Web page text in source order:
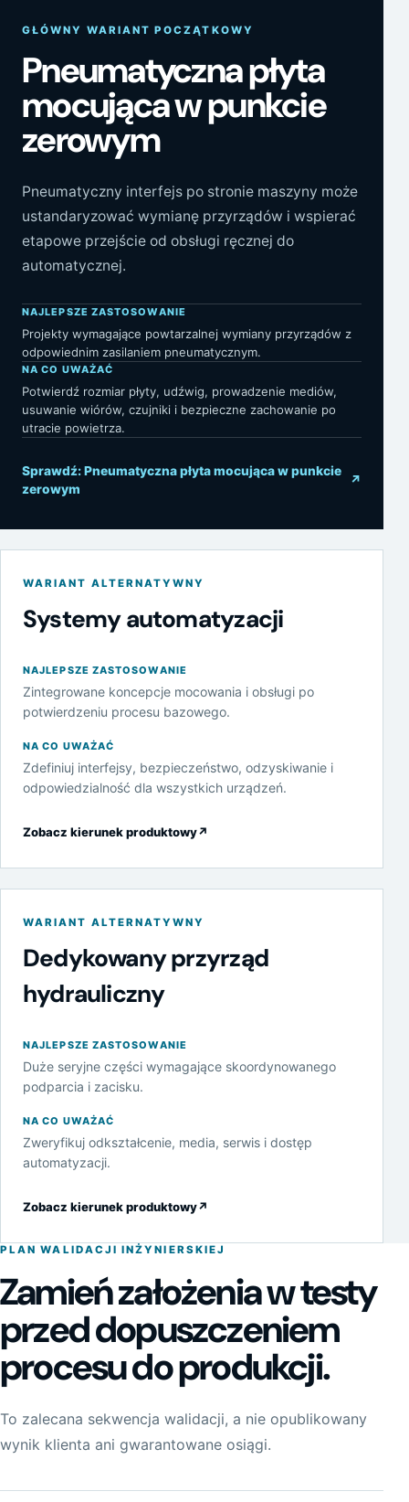
GŁÓWNY WARIANT POCZĄTKOWY
Pneumatyczna płyta
mocująca w punkcie
zerowym
Pneumatyczny interfejs po stronie maszyny może
ustandaryzować wymianę przyrządów i wspierać
etapowe przejście od obsługi ręcznej do
automatycznej.
NAJLEPSZE ZASTOSOWANIE
Projekty wymagające powtarzalnej wymiany przyrządów z
odpowiednim zasilaniem pneumatycznym.
NA CO UWAŻAĆ
Potwierdź rozmiar płyty, udźwig, prowadzenie mediów,
usuwanie wiórów, czujniki i bezpieczne zachowanie po
utracie powietrza.
Sprawdź: Pneumatyczna płyta mocująca w punkcie
zerowym
↗
WARIANT ALTERNATYWNY
Systemy automatyzacji
NAJLEPSZE ZASTOSOWANIE
Zintegrowane koncepcje mocowania i obsługi po
potwierdzeniu procesu bazowego.
NA CO UWAŻAĆ
Zdefiniuj interfejsy, bezpieczeństwo, odzyskiwanie i
odpowiedzialność dla wszystkich urządzeń.
Zobacz kierunek produktowy↗
WARIANT ALTERNATYWNY
Dedykowany przyrząd
hydrauliczny
NAJLEPSZE ZASTOSOWANIE
Duże seryjne części wymagające skoordynowanego
podparcia i zacisku.
NA CO UWAŻAĆ
Zweryfikuj odkształcenie, media, serwis i dostęp
automatyzacji.
Zobacz kierunek produktowy↗
PLAN WALIDACJI INŻYNIERSKIEJ
Zamień założenia w testy
przed dopuszczeniem
procesu do produkcji.
To zalecana sekwencja walidacji, a nie opublikowany
wynik klienta ani gwarantowane osiągi.